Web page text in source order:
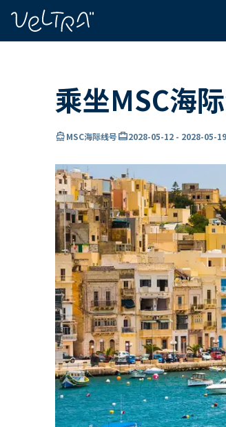
乘坐MSC海
directions_boatMSC海际线号card_travel2028-05-12 - 2028-05-19